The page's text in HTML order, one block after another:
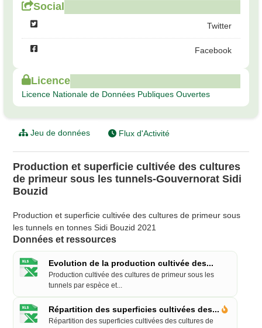
Social
Twitter
Facebook
Licence
Licence Nationale de Données Publiques Ouvertes
Jeu de données Flux d'Activité
Production et superficie cultivée des cultures
de primeur sous les tunnels-Gouvernorat Sidi
Bouzid
Production et superficie cultivée des cultures de primeur sous
les tunnels en tonnes Sidi Bouzid 2021
Données et ressources
Evolution de la production cultivée des...
Production cultivée des cultures de primeur sous les
tunnels par espèce et...
Répartition des superficies cultivées des...
Répartition des superficies cultivées des cultures de